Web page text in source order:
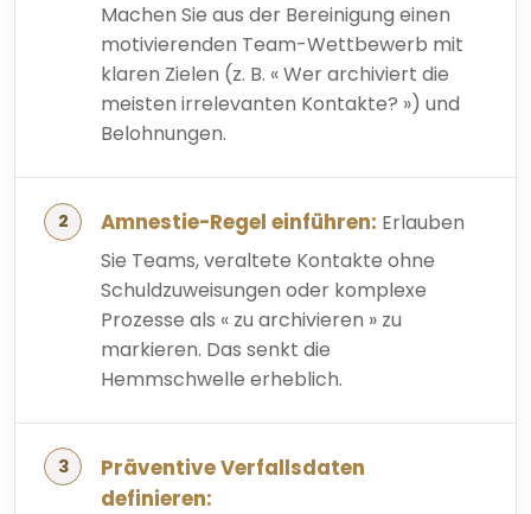
Machen Sie aus der Bereinigung einen
motivierenden Team-Wettbewerb mit
klaren Zielen (z. B. « Wer archiviert die
meisten irrelevanten Kontakte? ») und
Belohnungen.
Amnestie-Regel einführen: Erlauben
Sie Teams, veraltete Kontakte ohne
Schuldzuweisungen oder komplexe
Prozesse als « zu archivieren » zu
markieren. Das senkt die
Hemmschwelle erheblich.
Präventive Verfallsdaten
definieren: